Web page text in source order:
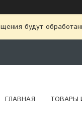
будут
ГЛАВНАЯ ТОВАРЫ